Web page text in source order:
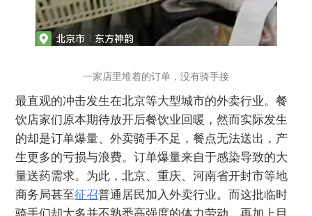
一家店里堆着的订单，没有骑手接
最直观的冲击发生在北京等大型城市的外卖行业。餐
饮店家们原本期待放开后餐饮业回暖，然而实际发生
的却是订单爆量、外卖骑手不足，餐点无法送出，产
生更多的亏损与浪费。订单爆量来自于感染导致的大
量送药需求。为此，北京、重庆、河南省开封市等地
商务局甚至征召普通居民加入外卖行业。而这批临时